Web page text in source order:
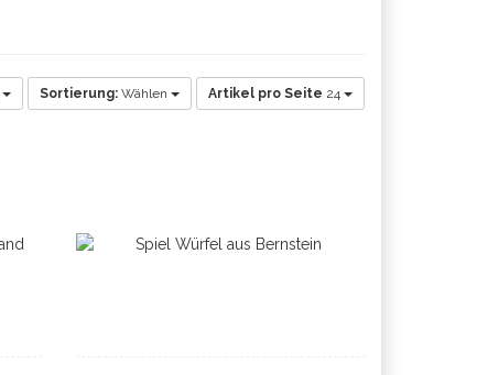
Sortierung: Wählen Artikel pro Seite 24